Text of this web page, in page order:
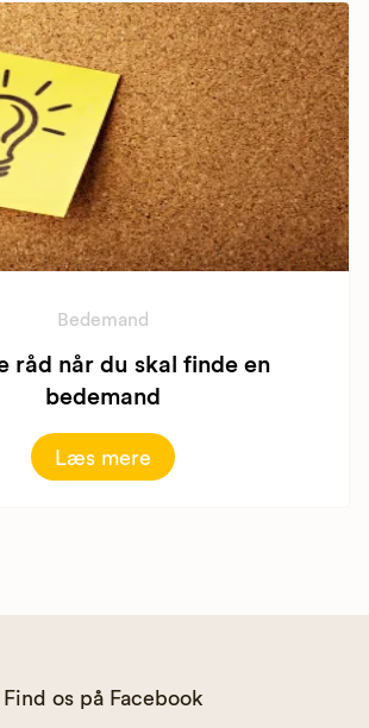
Bedemand
råd når du skal finde en
bedemand
Læs mere
Find os på Facebook